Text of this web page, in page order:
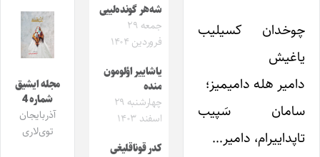
چوخدان کسیلیب
یاغیش
دامیر هله دامیمیز؛
سامان سَپیب
تاپداییرام، دامیر…
شه‌هر گونده‌لییی
جمعه ۲۹
فروردین ۱۴۰۴
یاشاییر اؤلومون
منده
چهارشنبه ۲۹
اسفند ۱۴۰۳
کد‌ر قوناقلیغی
مجله ایشیق
شماره 4
آذربایجان
توی‌لاری